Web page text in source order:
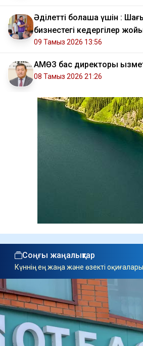
Әділетті болашақ үшін :
бизнестегі кедергілер
09 Тамыз 2026 13:56
АМӨЗ бас директоры
08 Тамыз 2026 21:26
Соңғы жаңалықтар
Күннің ең жаңа және өзекті оқиғалары